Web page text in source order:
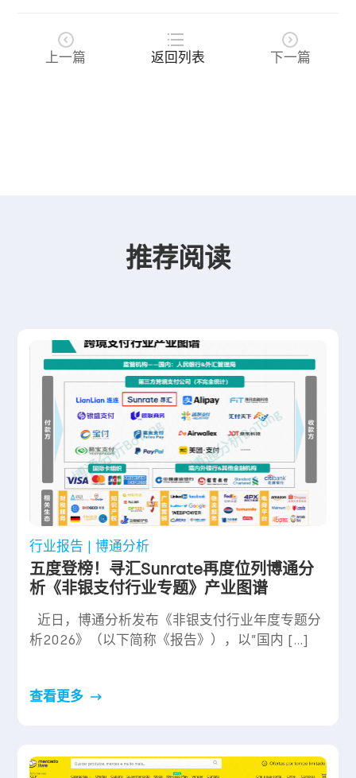
上一篇 返回列表 下一篇
推荐阅读
行业报告 | 博通分析
五度登榜！寻汇Sunrate再度位列博通分
析《非银支付行业专题》产业图谱
近日，博通分析发布《非银支付行业年度专题分
析2026》（以下简称《报告》），以”国内 […]
查看更多